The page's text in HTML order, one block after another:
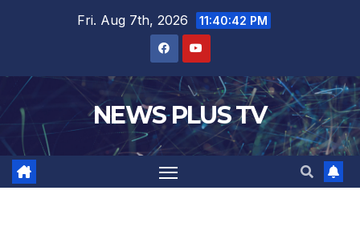
Fri. Aug 7th, 2026 11:40:43 PM
NEWS PLUS TV